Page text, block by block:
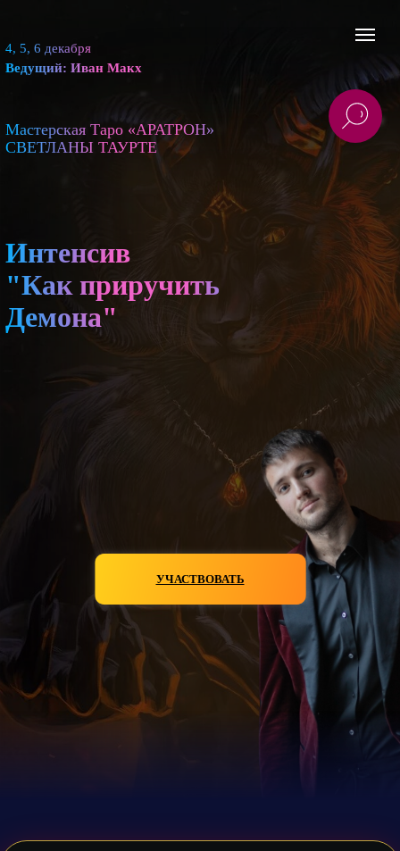
Мастерская Таро «АРАТРОН»
СВЕТЛАНЫ ТАУРТЕ
4, 5, 6 декабря
Ведущий: Иван Макх
Интенсив
"Как приручить
Демона"
УЧАСТВОВАТЬ